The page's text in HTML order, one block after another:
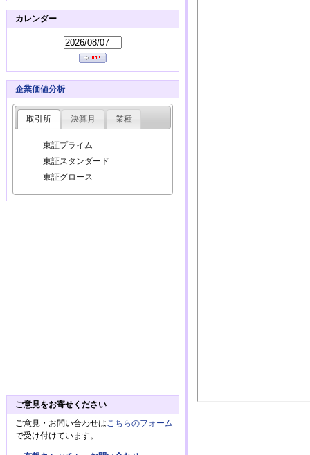
カレンダー
企業価値分析
取引所 決算月 業種
東証プライム
東証スタンダード
東証グロース
ご意見をお寄せください
ご意見・お問い合わせは こちらのフォーム
で受け付けています。